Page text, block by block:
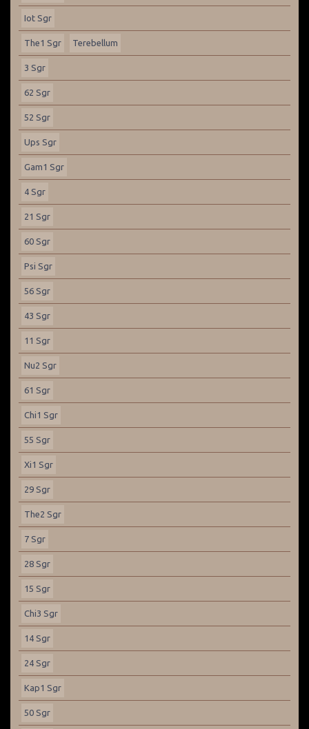
Iot Sgr
The1 Sgr Terebellum
3 Sgr
62 Sgr
52 Sgr
Ups Sgr
Gam1 Sgr
4 Sgr
21 Sgr
60 Sgr
Psi Sgr
56 Sgr
43 Sgr
11 Sgr
Nu2 Sgr
61 Sgr
Chi1 Sgr
55 Sgr
Xi1 Sgr
29 Sgr
The2 Sgr
7 Sgr
28 Sgr
15 Sgr
Chi3 Sgr
14 Sgr
24 Sgr
Kap1 Sgr
50 Sgr